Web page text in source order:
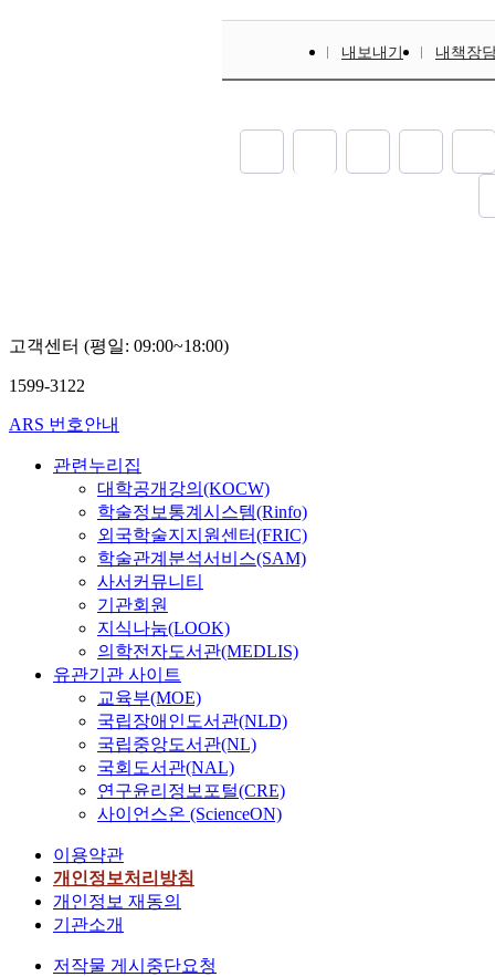
내보내기 내책장
고객센터 (평일: 09:00~18:00)
1599-3122
ARS 번호안내
관련누리집
대학공개강의(KOCW)
학술정보통계시스템(Rinfo)
외국학술지지원센터(FRIC)
학술관계분석서비스(SAM)
사서커뮤니티
기관회원
지식나눔(LOOK)
의학전자도서관(MEDLIS)
유관기관 사이트
교육부(MOE)
국립장애인도서관(NLD)
국립중앙도서관(NL)
국회도서관(NAL)
연구윤리정보포털(CRE)
사이언스온 (ScienceON)
이용약관
개인정보처리방침
개인정보 재동의
기관소개
저작물 게시중단요청